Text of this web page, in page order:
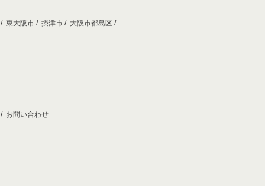
東大阪市 摂津市
大阪市都島区
お問い合わせ